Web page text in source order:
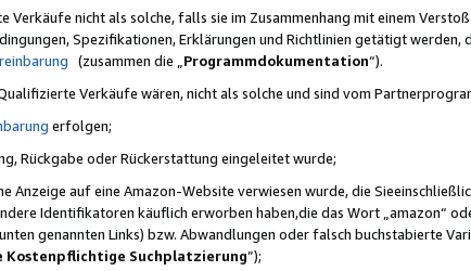
Verkäufe nicht als solche, falls sie im Zusammenhang mit einem
Spezifikationen, Erklärungen und Richtlinien getätigt
(zusammen die „ Programmdokumentation“).
Verkäufe wären, nicht als solche und sind vom
erfolgen;
Rückgabe oder Rückerstattung eingeleitet wurde;
Anzeige auf eine Amazon-Website verwiesen wurde, die
Identifikatoren käuflich erworben haben,die das Wort „amazon“
genannten Links) bzw. Abwandlungen oder falsch buchstabierte
Kostenpflichtige Suchplatzierung”);